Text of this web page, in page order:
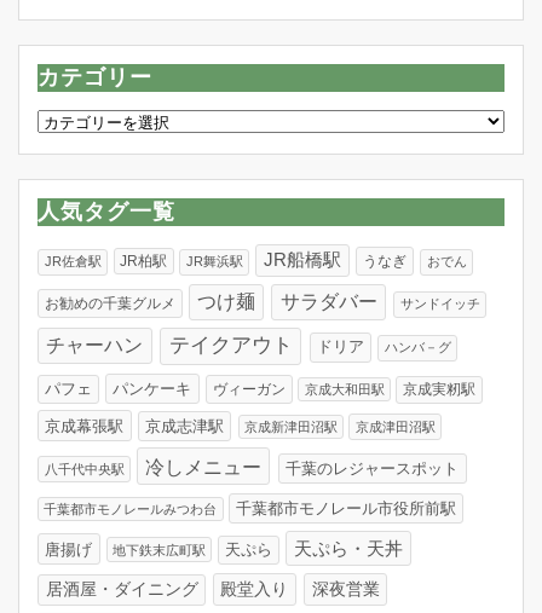
カテゴリー
カ
リ
ー
人気タグ一覧
JR佐倉駅 JR柏駅 JR舞浜駅 JR船橋駅 うなぎ おでん
お勧めの千葉グルメ つけ麺 サラダバー サンドイッチ
チャーハン テイクアウト ドリア ハンバ－グ
パフェ パンケーキ ヴィーガン 京成大和田駅 京成実籾駅
京成幕張駅 京成志津駅 京成新津田沼駅 京成津田沼駅
八千代中央駅 冷しメニュー 千葉のレジャースポット
千葉都市モノレールみつわ台 千葉都市モノレール市役所前駅
唐揚げ 地下鉄末広町駅 天ぷら 天ぷら・天丼
居酒屋・ダイニング 殿堂入り 深夜営業